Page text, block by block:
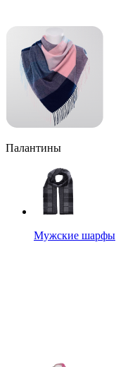
Палантины
Мужские шарфы